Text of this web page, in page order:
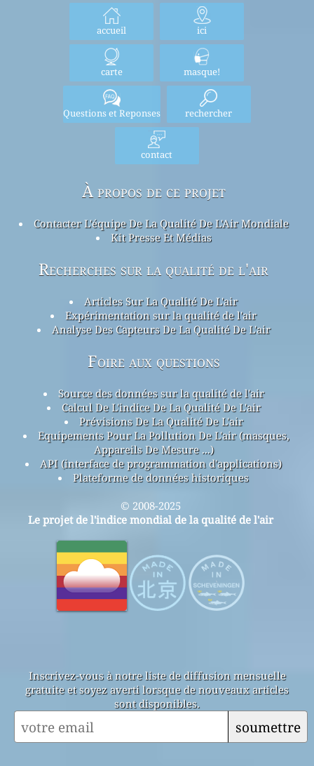
accueil ici
carte masque!
Questions et Reponses rechercher
contact
À propos de ce projet
Contacter L'équipe De La Qualité De L'Air Mondiale
Kit Presse Et Médias
Recherches sur la qualité de l'air
Articles Sur La Qualité De L'air
Expérimentation sur la qualité de l'air
Analyse Des Capteurs De La Qualité De L'air
Foire aux questions
Source des données sur la qualité de l'air
Calcul De L'indice De La Qualité De L'air
Prévisions De La Qualité De L'air
Equipements Pour La Pollution De L'air (masques,
Appareils De Mesure ...)
API (interface de programmation d'applications)
Plateforme de données historiques
© 2008-2025
Le projet de l'indice mondial de la qualité de l'air
Inscrivez-vous à notre liste de diffusion mensuelle
gratuite et soyez averti lorsque de nouveaux articles
sont disponibles.
soumettre